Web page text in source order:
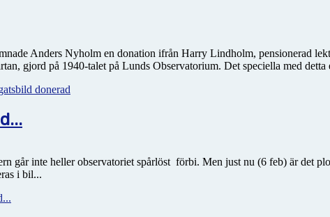
Anders Nyholm en donation ifrån Harry Lindholm, pensionerad
gjord på 1940-talet på Lunds Observatorium. Det speciella med
donerad
går inte heller observatoriet spårlöst förbi. Men just nu (6 feb) är det
i bil...